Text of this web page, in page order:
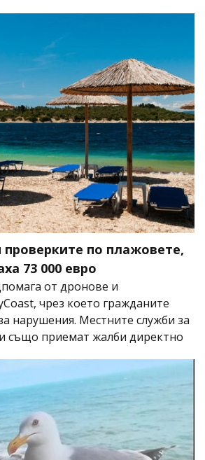
проверките по плажовете,
73 000 евро
от дронове и
чрез което гражданите
нарушения. Местните служби за
също приемат жалби директно